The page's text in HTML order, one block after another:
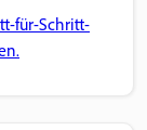
für-Schritt-